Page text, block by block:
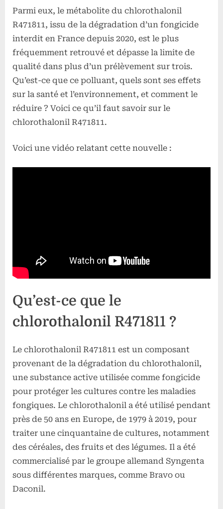
Parmi eux, le métabolite du chlorothalonil
R471811, issu de la dégradation d’un fongicide
interdit en France depuis 2020, est le plus
fréquemment retrouvé et dépasse la limite de
qualité dans plus d’un prélèvement sur trois.
Qu’est-ce que ce polluant, quels sont ses effets
sur la santé et l’environnement, et comment le
réduire ? Voici ce qu’il faut savoir sur le
chlorothalonil R471811.
Voici une vidéo relatant cette nouvelle :
Qu’est-ce que le
chlorothalonil R471811 ?
Le chlorothalonil R471811 est un composant
provenant de la dégradation du chlorothalonil,
une substance active utilisée comme fongicide
pour protéger les cultures contre les maladies
fongiques. Le chlorothalonil a été utilisé pendant
près de 50 ans en Europe, de 1979 à 2019, pour
traiter une cinquantaine de cultures, notamment
des céréales, des fruits et des légumes. Il a été
commercialisé par le groupe allemand Syngenta
sous différentes marques, comme Bravo ou
Daconil.